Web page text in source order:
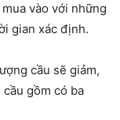
vào với những
gian xác định.
cầu sẽ giảm,
gồm có ba